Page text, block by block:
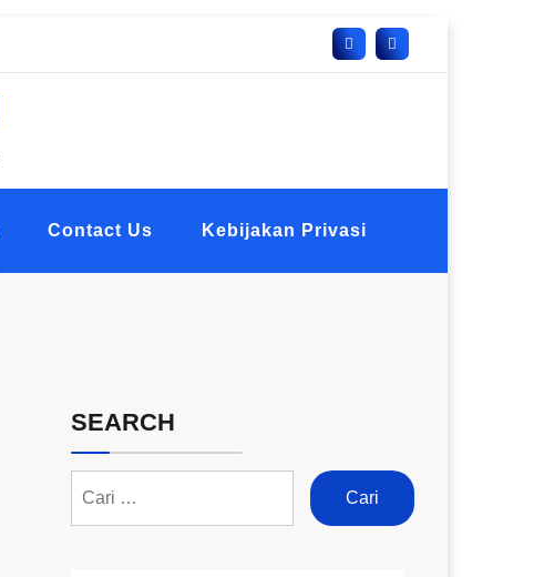
Contact Us Kebijakan Privasi
SEARCH